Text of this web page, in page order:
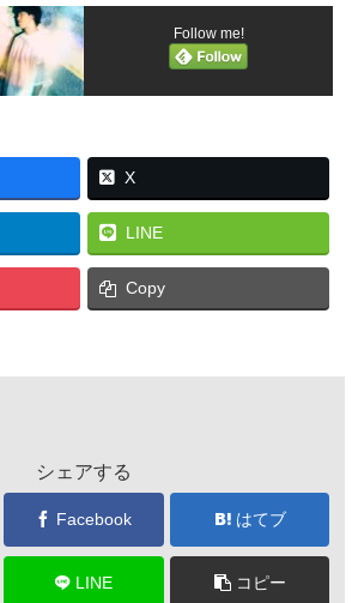
Follow me!
X
LINE
Copy
シェアする
Facebook はてブ
LINE コピー